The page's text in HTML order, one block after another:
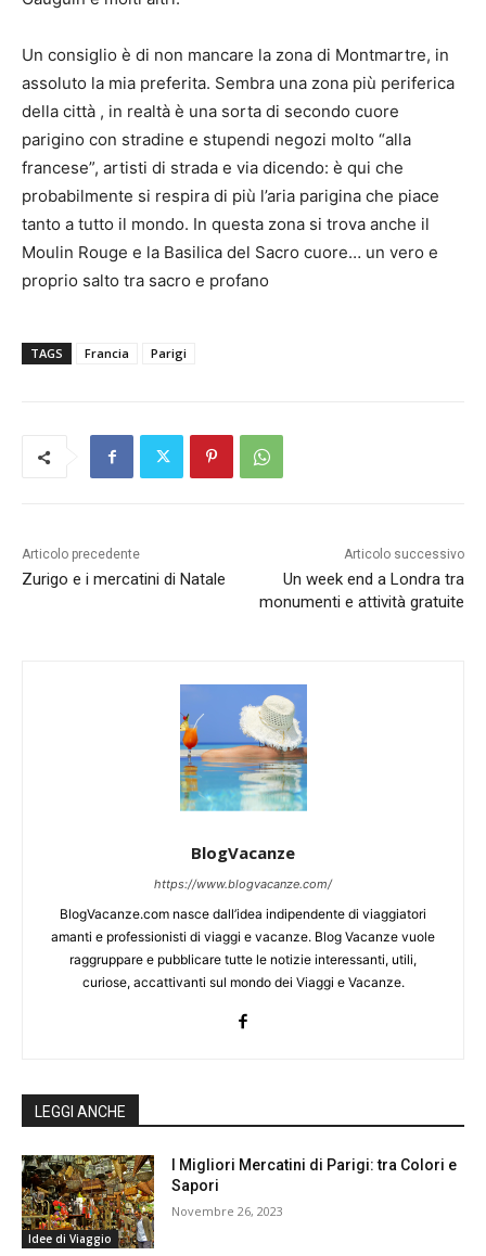
Un consiglio è di non mancare la zona di Montmartre, in
assoluto la mia preferita. Sembra una zona più periferica
della città , in realtà è una sorta di secondo cuore
parigino con stradine e stupendi negozi molto “alla
francese”, artisti di strada e via dicendo: è qui che
probabilmente si respira di più l’aria parigina che piace
tanto a tutto il mondo. In questa zona si trova anche il
Moulin Rouge e la Basilica del Sacro cuore… un vero e
proprio salto tra sacro e profano
TAGS Francia Parigi
Articolo precedente
Zurigo e i mercatini di Natale
Articolo successivo
Un week end a Londra tra
monumenti e attività gratuite
BlogVacanze
https://www.blogvacanze.com/
BlogVacanze.com nasce dall’idea indipendente di viaggiatori
amanti e professionisti di viaggi e vacanze. Blog Vacanze vuole
raggruppare e pubblicare tutte le notizie interessanti, utili,
curiose, accattivanti sul mondo dei Viaggi e Vacanze.
LEGGI ANCHE
Idee di Viaggio
I Migliori Mercatini di Parigi: tra Colori e
Sapori
Novembre 26, 2023